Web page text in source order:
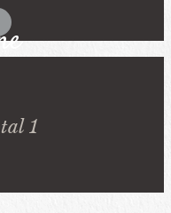
カット
ンストーン
1